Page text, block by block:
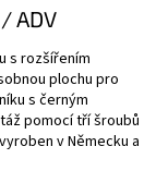
ADV
s rozšířením
plochu pro
s černým
pomocí tří šroubů
v Německu a